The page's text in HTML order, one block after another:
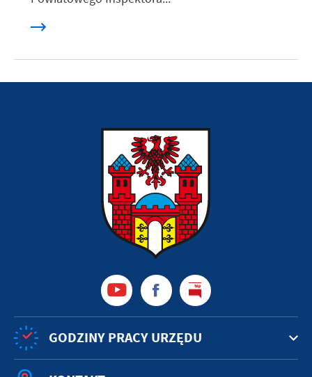
GODZINY PRACY URZĘDU